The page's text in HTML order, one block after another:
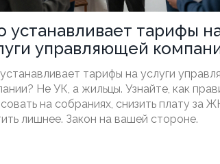
устанавливает тарифы
управляющей
решает, сколько платить
дома
тарифы на услуги
Не УК, а жильцы. Узнайте, как
на собраниях, снизить плату за
лишнее. Закон на вашей стороне.